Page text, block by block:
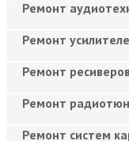
Ремонт
Ремонт
Ремонт ресиверов
Ремонт
Ремонт систем